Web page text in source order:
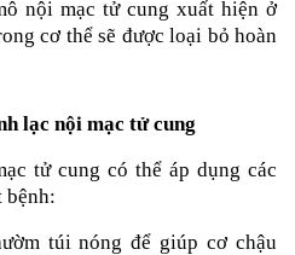
nội mạc tử cung xuất hiện ở
cơ thể sẽ được loại bỏ hoàn
lạc nội mạc tử cung
tử cung có thể áp dụng các
bệnh:
túi nóng để giúp cơ chậu